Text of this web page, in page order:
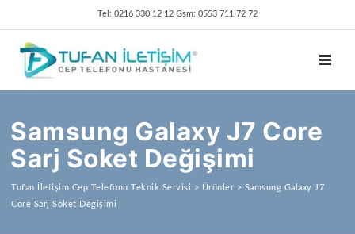
Tel: 0216 330 12 12 Gsm: 0553 711 72 72
Samsung Galaxy J7 Core
Sarj Soket Değişimi
Tufan İletişim Cep Telefonu Teknik Servisi > Ürünler > Samsung Galaxy J7
Core Sarj Soket Değişimi